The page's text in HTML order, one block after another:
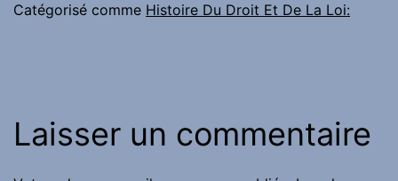
Catégorisé comme Histoire Du Droit Et De La Loi:
Laisser un commentaire